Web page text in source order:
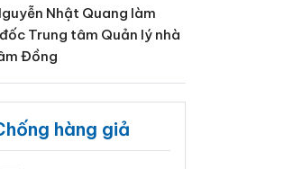
Nhật Quang làm
Trung tâm Quản lý nhà
Đồng
hàng giả